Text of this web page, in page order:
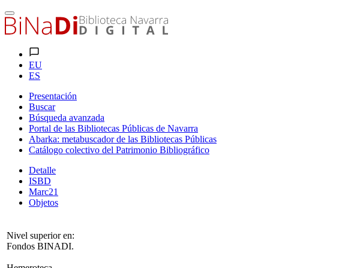
EU
ES
Presentación
Buscar
Búsqueda avanzada
Portal de las Bibliotecas Públicas de Navarra
Abarka: metabuscador de las Bibliotecas Públicas
Catálogo colectivo del Patrimonio Bibliográfico
Detalle
ISBD
Marc21
Objetos
Nivel superior en:
Fondos BINADI.